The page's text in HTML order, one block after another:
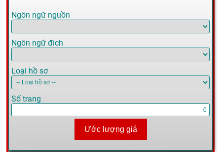
Ngôn ngữ nguồn
Ngôn ngữ đích
Loại hồ sơ
Số trang
Ước lượng giá